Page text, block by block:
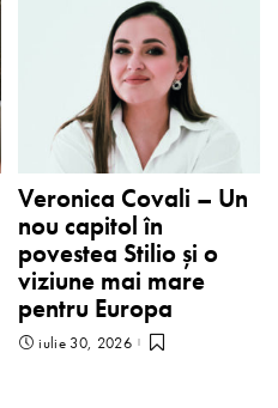
Veronica Covali – Un
nou capitol în
povestea Stilio și o
viziune mai mare
pentru Europa
iulie 30, 2026